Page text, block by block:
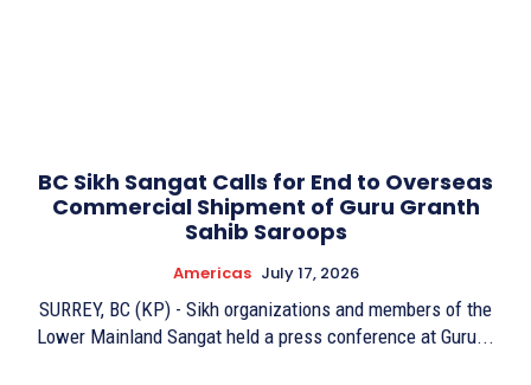
BC Sikh Sangat Calls for End to Overseas
Commercial Shipment of Guru Granth
Sahib Saroops
Americas July 17, 2026
SURREY, BC (KP) - Sikh organizations and members of the
Lower Mainland Sangat held a press conference at Guru...